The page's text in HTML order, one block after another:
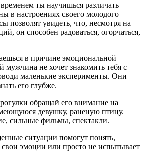
ты научишься различать
в настроениях своего молодого
позволят увидеть, что, несмотря на
он способен радоваться, огорчаться,
в причине эмоциональной
мужчина не хочет знакомить тебя с
маленькие эксперименты. Они
его глубже.
обращай его внимание на
девушку, раненую птицу.
сильные фильмы, спектакли.
ситуации помогут понять,
эмоции или просто не испытывает